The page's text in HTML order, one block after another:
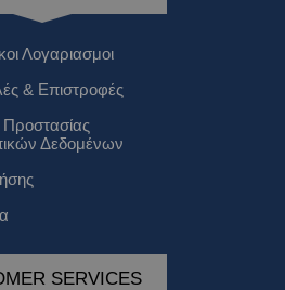
Λογαριασμοι
& Επιστροφές
Προστασίας
Δεδομένων
SERVICES